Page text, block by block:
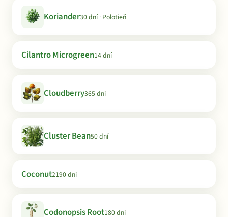
Koriander30 dní · Polotieň
Cilantro Microgreen14 dní
Cloudberry365 dní
Cluster Bean50 dní
Coconut2190 dní
Codonopsis Root180 dní